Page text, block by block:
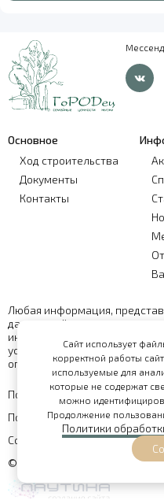
Основное
Ход строительства
Документы
Контакты
Любая информация,
данном сайте, носит
информационный характер и
условиях не является
определяемой положениями
Политика обработки
Политика
Согласие на обработку
© 2026 - сайт поселка
Сайт использует
корректной работы
используемые для
которые не содержат
можно
Продолжение
Политики